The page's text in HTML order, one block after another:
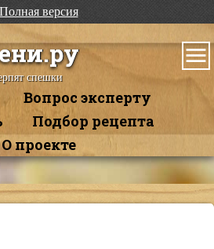
Полная версия
спешки
Вопрос эксперту
Подбор рецепта
О проекте